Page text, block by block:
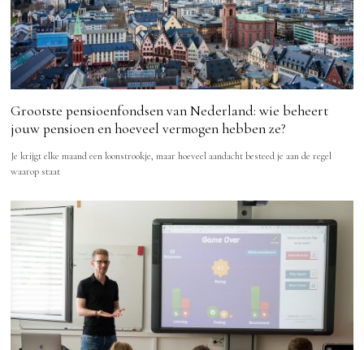
Grootste pensioenfondsen van Nederland: wie beheert
jouw pensioen en hoeveel vermogen hebben ze?
Je krijgt elke maand een loonstrookje, maar hoeveel aandacht besteed je aan de regel
waarop staat